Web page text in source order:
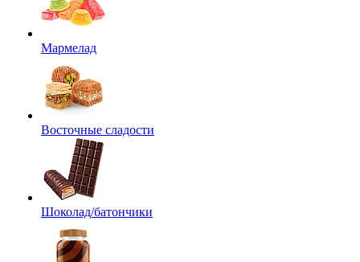
Мармелад
Восточные сладости
Шоколад/батончики